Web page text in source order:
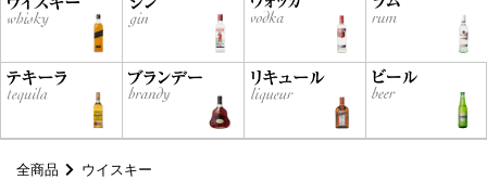
全商品 ウイスキー